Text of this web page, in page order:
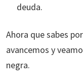
deuda.
Ahora que sabes
avancemos y
negra.